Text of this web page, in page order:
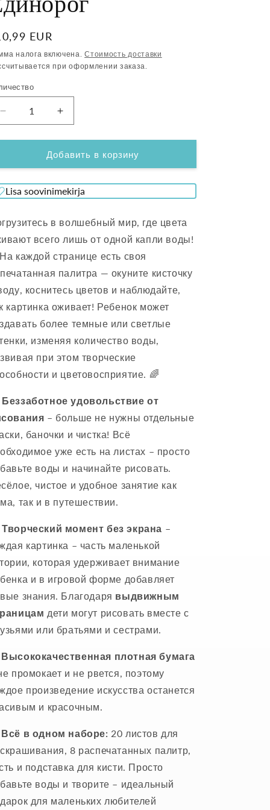
EUR
налога включена.Стоимость доставки
при оформлении заказа.
Уменьшить
количество
Книжка-
раскраска
с
водой
Единорог
Увеличить
количество
Книжка-
раскраска
с
водой
Единорог
Добавить в корзину
Lisa soovinimekirja
в волшебный мир, где цвета
всего лишь от одной капли воды!
каждой странице есть своя
палитра — окуните кисточку
коснитесь цветов и наблюдайте,
картинка оживает! Ребенок может
более темные или светлые
изменяя количество воды,
при этом творческие
и цветовосприятие. 🌈
Беззаботное удовольствие от
– больше не нужны отдельные
баночки и чистка! Всё
уже есть на листах – просто
воды и начинайте рисовать.
чистое и удобное занятие как
так и в путешествии.
Творческий момент без экрана –
картинка – часть маленькой
которая удерживает внимание
и в игровой форме добавляет
знания. Благодаря выдвижным
дети могут рисовать вместе с
или братьями и сестрами.
Высококачественная плотная бумага
промокает и не рвется, поэтому
произведение искусства останется
и красочным.
Всё в одном наборе: 20 листов для
8 распечатанных палитр,
и подставка для кисти. Просто
воды и творите – идеальный
для маленьких любителей